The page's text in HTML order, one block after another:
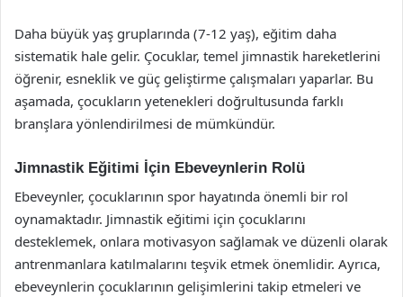
Daha büyük yaş gruplarında (7-12 yaş), eğitim daha
sistematik hale gelir. Çocuklar, temel jimnastik hareketlerini
öğrenir, esneklik ve güç geliştirme çalışmaları yaparlar. Bu
aşamada, çocukların yetenekleri doğrultusunda farklı
branşlara yönlendirilmesi de mümkündür.
Jimnastik Eğitimi İçin Ebeveynlerin Rolü
Ebeveynler, çocuklarının spor hayatında önemli bir rol
oynamaktadır. Jimnastik eğitimi için çocuklarını
desteklemek, onlara motivasyon sağlamak ve düzenli olarak
antrenmanlara katılmalarını teşvik etmek önemlidir. Ayrıca,
ebeveynlerin çocuklarının gelişimlerini takip etmeleri ve